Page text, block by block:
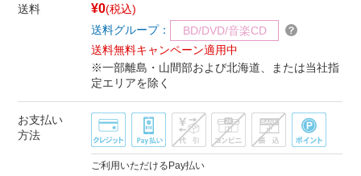
送料 ¥0(税込)
送料グループ：
BD/DVD/音楽CD
送料無料キャンペーン適用中
※一部離島・山間部および北海道、または当社指
定エリアを除く
お支払い
方法
ご利用いただけるPay払い